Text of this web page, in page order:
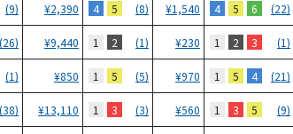
(9) ¥2,390 4 5 (8) ¥1,540 4 5 6 (22)
(26) ¥9,440 1 2 (1) ¥230 1 2 3 (1)
(1) ¥850 1 5 (5) ¥970 1 5 4 (21)
(38) ¥13,110 1 3 (3) ¥560 1 3 5 (9)